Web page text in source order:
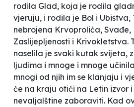
rodila Glad, koja je rodila
vjeruju, i rodila je Bol i Ubistva,
nebrojena Krvoprolića, Svađe,
Zaslijepljenosti i Krivokletstva.
naselila je svaki kutak svijeta,
ljudima i mnoge i mnoge
mnogi od njih im se klanjaju i
će na kraju otići na Letin izvor
nevaljalštine zaboraviti. Kad